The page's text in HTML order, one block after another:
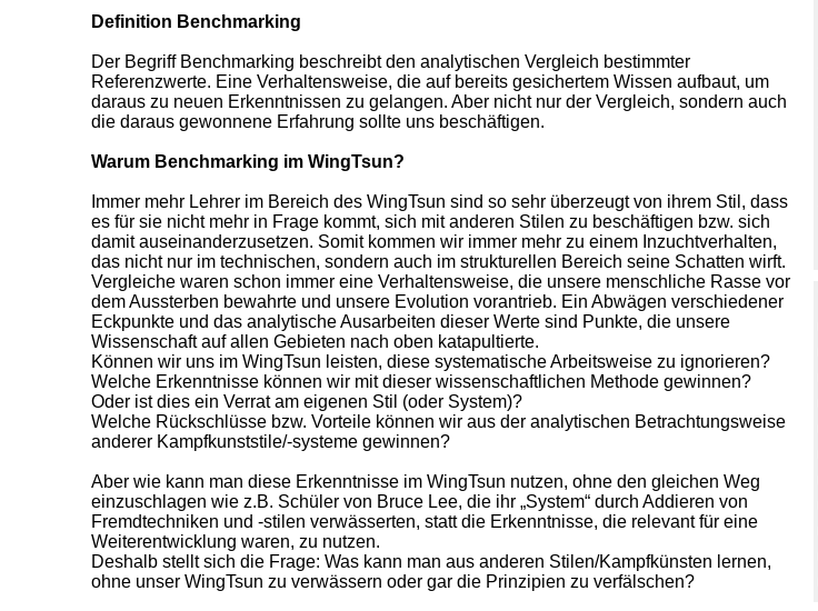
Definition Benchmarking
Der Begriff Benchmarking beschreibt den analytischen Vergleich bestimmter
Referenzwerte. Eine Verhaltensweise, die auf bereits gesichertem Wissen aufbaut, um
daraus zu neuen Erkenntnissen zu gelangen. Aber nicht nur der Vergleich, sondern auch
die daraus gewonnene Erfahrung sollte uns beschäftigen.
Warum Benchmarking im WingTsun?
Immer mehr Lehrer im Bereich des WingTsun sind so sehr überzeugt von ihrem Stil, dass
es für sie nicht mehr in Frage kommt, sich mit anderen Stilen zu beschäftigen bzw. sich
damit auseinanderzusetzen. Somit kommen wir immer mehr zu einem Inzuchtverhalten,
das nicht nur im technischen, sondern auch im strukturellen Bereich seine Schatten wirft.
Vergleiche waren schon immer eine Verhaltensweise, die unsere menschliche Rasse vor
dem Aussterben bewahrte und unsere Evolution vorantrieb. Ein Abwägen verschiedener
Eckpunkte und das analytische Ausarbeiten dieser Werte sind Punkte, die unsere
Wissenschaft auf allen Gebieten nach oben katapultierte.
Können wir uns im WingTsun leisten, diese systematische Arbeitsweise zu ignorieren?
Welche Erkenntnisse können wir mit dieser wissenschaftlichen Methode gewinnen?
Oder ist dies ein Verrat am eigenen Stil (oder System)?
Welche Rückschlüsse bzw. Vorteile können wir aus der analytischen Betrachtungsweise
anderer Kampfkunststile/-systeme gewinnen?
Aber wie kann man diese Erkenntnisse im WingTsun nutzen, ohne den gleichen Weg
einzuschlagen wie z.B. Schüler von Bruce Lee, die ihr „System“ durch Addieren von
Fremdtechniken und -stilen verwässerten, statt die Erkenntnisse, die relevant für eine
Weiterentwicklung waren, zu nutzen.
Deshalb stellt sich die Frage: Was kann man aus anderen Stilen/Kampfkünsten lernen,
ohne unser WingTsun zu verwässern oder gar die Prinzipien zu verfälschen?